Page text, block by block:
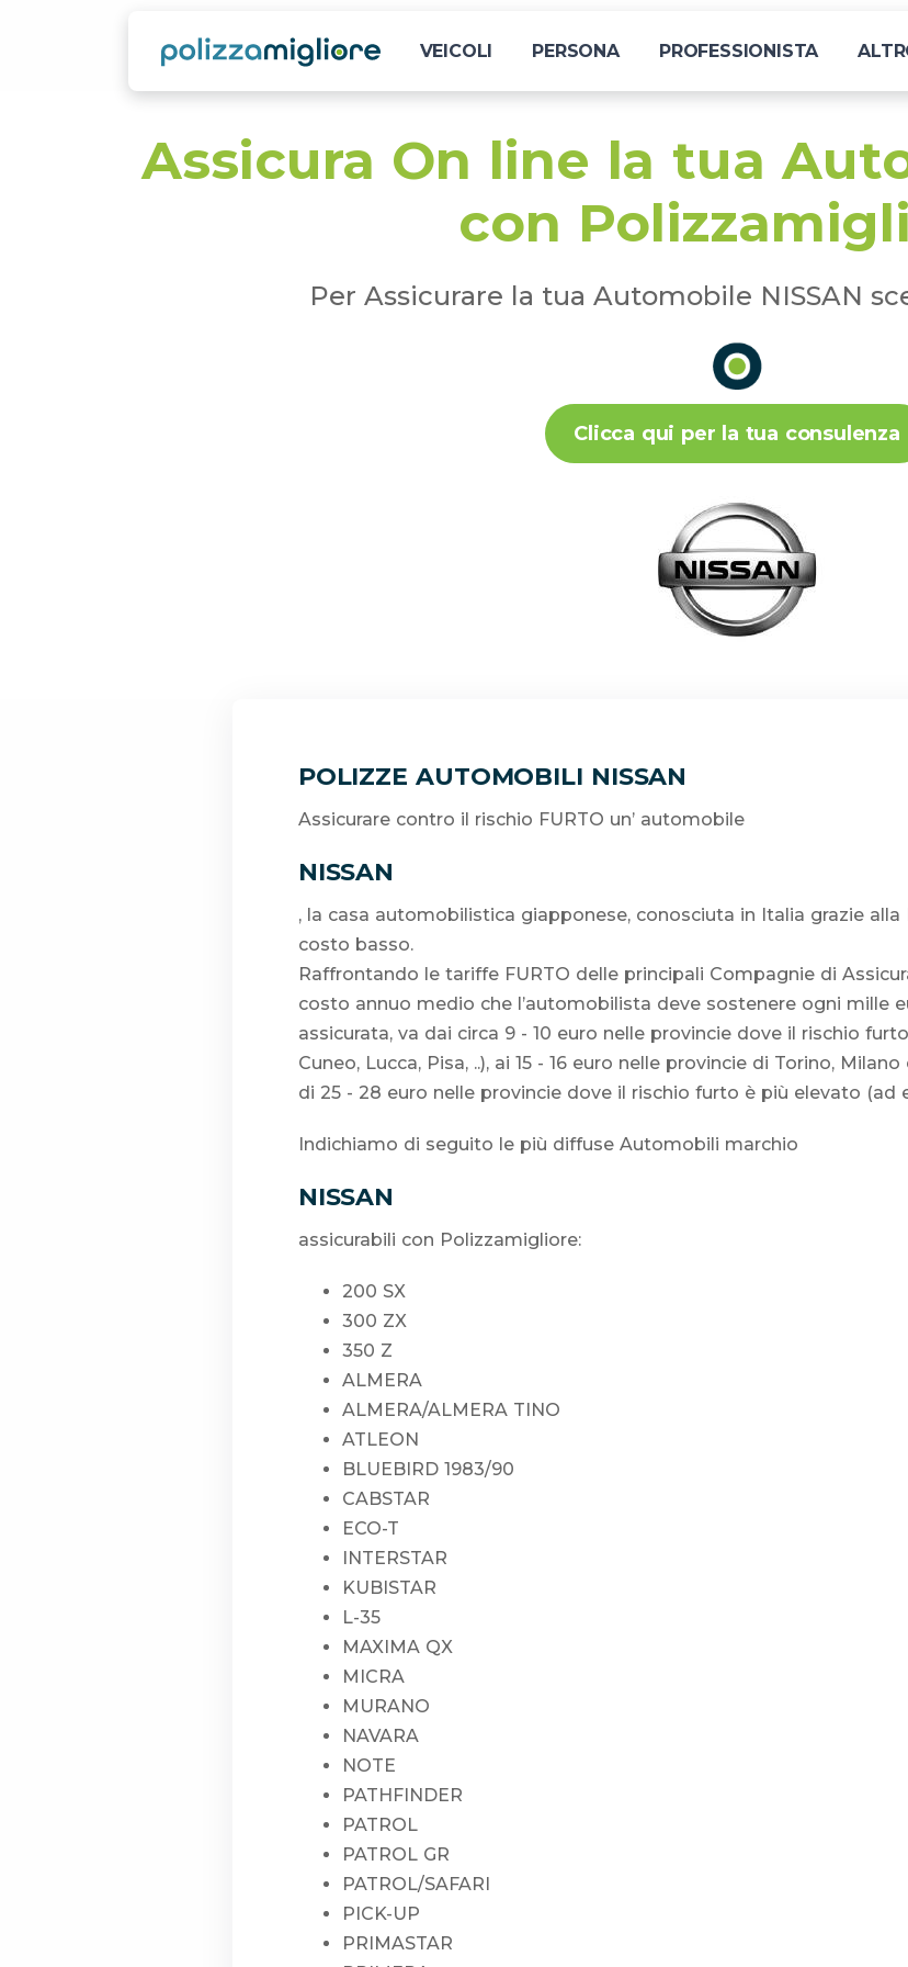
VEICOLI PERSONA PROFESSIONISTA
Assicura On line la tua
con
Per Assicurare la tua Automobile NISSAN
Clicca qui per la tua consulenza
POLIZZE AUTOMOBILI NISSAN
Assicurare contro il rischio FURTO un’ automobile
NISSAN
, la casa automobilistica giapponese, conosciuta in Italia grazie
costo basso.
Raffrontando le tariffe FURTO delle principali Compagnie di
costo annuo medio che l’automobilista deve sostenere ogni mille
assicurata, va dai circa 9 - 10 euro nelle provincie dove il rischio
Cuneo, Lucca, Pisa, ..), ai 15 - 16 euro nelle provincie di Torino,
di 25 - 28 euro nelle provincie dove il rischio furto è più elevato (ad
Indichiamo di seguito le più diffuse Automobili marchio
NISSAN
assicurabili con Polizzamigliore:
200 SX
300 ZX
350 Z
ALMERA
ALMERA/ALMERA TINO
ATLEON
BLUEBIRD 1983/90
CABSTAR
ECO-T
INTERSTAR
KUBISTAR
L-35
MAXIMA QX
MICRA
MURANO
NAVARA
NOTE
PATHFINDER
PATROL
PATROL GR
PATROL/SAFARI
PICK-UP
PRIMASTAR